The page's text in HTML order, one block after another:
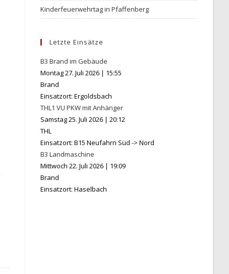
Kinderfeuerwehrtag in Pfaffenberg
Letzte Einsätze
B3 Brand im Gebäude
Montag 27. Juli 2026 | 15:55
Brand
Einsatzort: Ergoldsbach
THL1 VU PKW mit Anhänger
Samstag 25. Juli 2026 |20:12
THL
Einsatzort: B15 Neufahrn Süd -> Nord
B3 Landmaschine
Mittwoch 22. Juli 2026 | 19:09
Brand
Einsatzort: Haselbach